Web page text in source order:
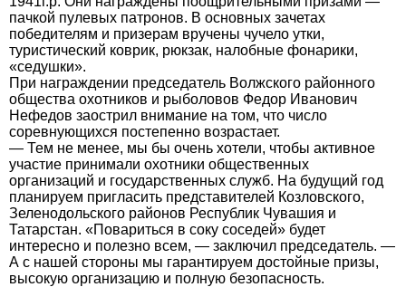
пачкой пулевых патронов. В основных зачетах
победителям и призерам вручены чучело утки,
туристический коврик, рюкзак, налобные фонарики,
«седушки».
При награждении председатель Волжского районного
общества охотников и рыболовов Федор Иванович
Нефедов заострил внимание на том, что число
соревнующихся постепенно возрастает.
— Тем не менее, мы бы очень хотели, чтобы активное
участие принимали охотники общественных
организаций и государственных служб. На будущий год
планируем пригласить представителей Козловского,
Зеленодольского районов Республик Чувашия и
Татарстан. «Повариться в соку соседей» будет
интересно и полезно всем, — заключил председатель. —
А с нашей стороны мы гарантируем достойные призы,
высокую организацию и полную безопасность.